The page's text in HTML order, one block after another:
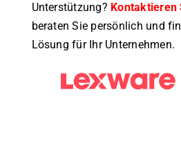
Unterstützung? Kontaktieren
beraten Sie persönlich und
Lösung für Ihr Unternehmen.